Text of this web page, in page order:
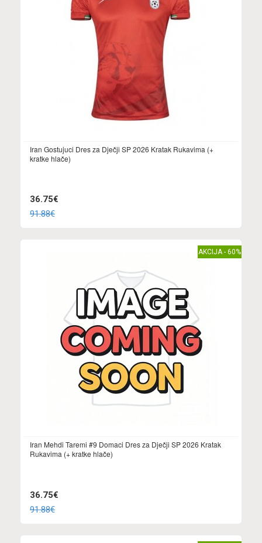
Iran Gostujuci Dres za Dječji SP 2026 Kratak Rukavima (+
kratke hlače)
36.75€
91.88€
AKCIJA - 60%
Iran Mehdi Taremi #9 Domaci Dres za Dječji SP 2026 Kratak
Rukavima (+ kratke hlače)
36.75€
91.88€